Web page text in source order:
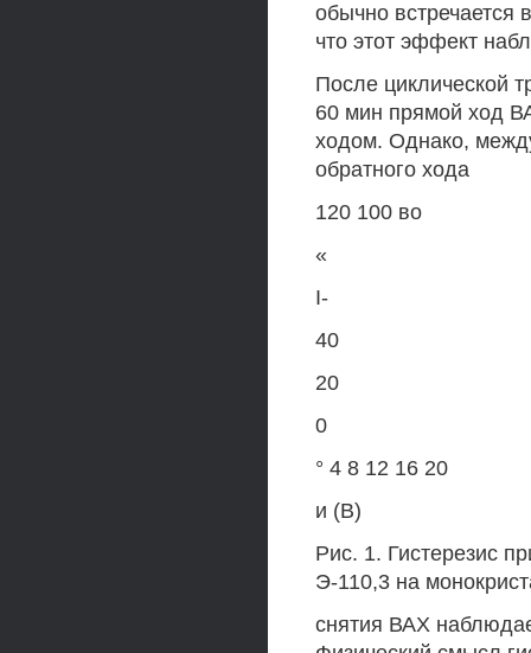
обычно встречается
что этот эффект
После циклической
60 мин прямой ход
ходом. Однако,
обратного хода
120 100 во
«
I-
40
20
0
° 4 8 12 16 20
и (В)
Рис. 1. Гистерезис
Э-110,3 на
снятия ВАХ